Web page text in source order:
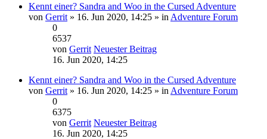
Kennt einer? Sandra and Woo in the Cursed Adventure
von Gerrit » 16. Jun 2020, 14:25 » in Adventure Forum
0
6537
von Gerrit Neuester Beitrag
16. Jun 2020, 14:25
Kennt einer? Sandra and Woo in the Cursed Adventure
von Gerrit » 16. Jun 2020, 14:25 » in Adventure Forum
0
6375
von Gerrit Neuester Beitrag
16. Jun 2020, 14:25